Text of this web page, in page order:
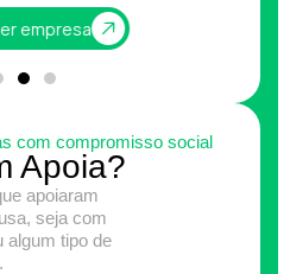
com compromisso social
Apoia?
apoiaram
seja com
algum tipo de
empresa